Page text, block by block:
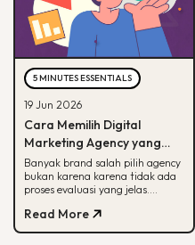
5 MINUTES ESSENTIALS
19 Jun 2026
Cara Memilih Digital
Marketing Agency yang
Tepat untuk Bisnis Kamu
Banyak brand salah pilih agency
bukan karena karena tidak ada
proses evaluasi yang jelas.
menilai agency dari spesialisasi,
track record, hingga
Read More